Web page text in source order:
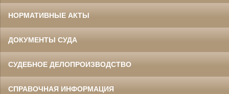
НОРМАТИВНЫЕ АКТЫ
ДОКУМЕНТЫ СУДА
СУДЕБНОЕ ДЕЛОПРОИЗВОДСТВО
СПРАВОЧНАЯ ИНФОРМАЦИЯ